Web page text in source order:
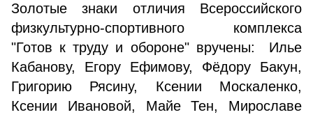
Золотые знаки отличия Всероссийского
физкультурно-спортивного комплекса
"Готов к труду и обороне" вручены: Илье
Кабанову, Егору Ефимову, Фёдору Бакун,
Григорию Рясину, Ксении Москаленко,
Ксении Ивановой, Майе Тен, Мирославе